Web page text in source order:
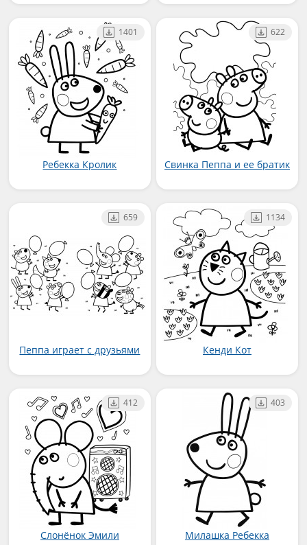
Ребекка Кролик
1401
Свинка Пеппа и ее братик
622
Пеппа играет с друзьями
659
Кенди Кот
1134
Слонёнок Эмили
412
Милашка Ребекка
403